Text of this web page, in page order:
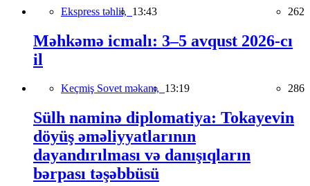
Ekspress təhlil, 13:43 262
Məhkəmə icmalı: 3–5 avqust 2026-cı
il
Keçmiş Sovet məkanı, 13:19 286
Sülh naminə diplomatiya: Tokayevin
döyüş əməliyyatlarının
dayandırılması və danışıqların
bərpası təşəbbüsü